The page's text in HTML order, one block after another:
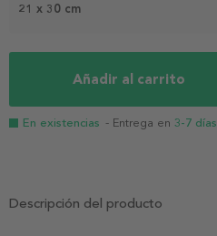
21 x 30 cm
Añadir al carrito
En existencias - Entrega en 3-7 días
Descripción del producto